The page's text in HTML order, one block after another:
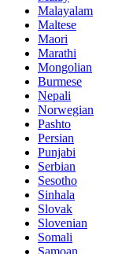
Malayalam
Maltese
Maori
Marathi
Mongolian
Burmese
Nepali
Norwegian
Pashto
Persian
Punjabi
Serbian
Sesotho
Sinhala
Slovak
Slovenian
Somali